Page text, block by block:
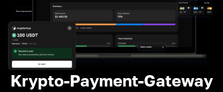
Krypto-Payment-Gateway